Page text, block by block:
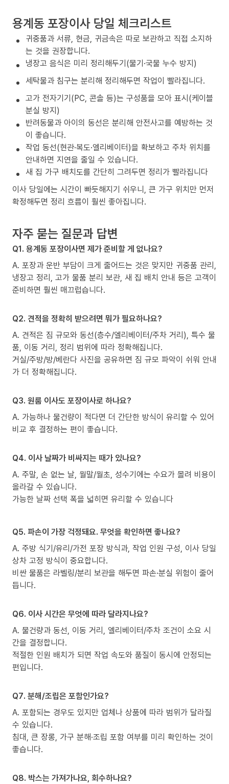
용계동 포장이사 당일 체크리스트
귀중품과 서류, 현금, 귀금속은 따로 보관하고 직접 소지하
는 것을 권장합니다.
냉장고 음식은 미리 정리해두기(물기·국물 누수 방지)
세탁물과 침구는 분리해 정리해두면 작업이 빨라집니다.
고가 전자기기(PC, 콘솔 등)는 구성품을 모아 표시(케이블
분실 방지)
반려동물과 아이의 동선은 분리해 안전사고를 예방하는 것
이 좋습니다.
작업 동선(현관·복도·엘리베이터)을 확보하고 주차 위치를
안내하면 지연을 줄일 수 있습니다.
새 집 가구 배치도를 간단히 그려두면 정리가 빨라집니다
이사 당일에는 시간이 빠듯해지기 쉬우니, 큰 가구 위치만 먼저
확정해두면 정리 흐름이 훨씬 좋아집니다.
자주 묻는 질문과 답변
Q1. 용계동 포장이사면 제가 준비할 게 없나요?
A. 포장과 운반 부담이 크게 줄어드는 것은 맞지만 귀중품 관리,
냉장고 정리, 고가 물품 분리 보관, 새 집 배치 안내 등은 고객이
준비하면 훨씬 매끄럽습니다.
Q2. 견적을 정확히 받으려면 뭐가 필요하나요?
A. 견적은 짐 규모와 동선(층수/엘리베이터/주차 거리), 특수 물
품, 이동 거리, 정리 범위에 따라 정확해집니다.
거실/주방/방/베란다 사진을 공유하면 짐 규모 파악이 쉬워 안내
가 더 정확해집니다.
Q3. 원룸 이사도 포장이사로 하나요?
A. 가능하나 물건량이 적다면 더 간단한 방식이 유리할 수 있어
비교 후 결정하는 편이 좋습니다.
Q4. 이사 날짜가 비싸지는 때가 있나요?
A. 주말, 손 없는 날, 월말/월초, 성수기에는 수요가 몰려 비용이
올라갈 수 있습니다.
가능한 날짜 선택 폭을 넓히면 유리할 수 있습니다
Q5. 파손이 가장 걱정돼요. 무엇을 확인하면 좋나요?
A. 주방 식기/유리/가전 포장 방식과, 작업 인원 구성, 이사 당일
상차 고정 방식이 중요합니다.
비싼 물품은 라벨링/분리 보관을 해두면 파손·분실 위험이 줄어
듭니다.
Q6. 이사 시간은 무엇에 따라 달라지나요?
A. 물건량과 동선, 이동 거리, 엘리베이터/주차 조건이 소요 시
간을 결정합니다.
적절한 인원 배치가 되면 작업 속도와 품질이 동시에 안정되는
편입니다.
Q7. 분해/조립은 포함인가요?
A. 포함되는 경우도 있지만 업체나 상품에 따라 범위가 달라질
수 있습니다.
침대, 큰 장롱, 가구 분해·조립 포함 여부를 미리 확인하는 것이
좋습니다.
Q8. 박스는 가져가나요, 회수하나요?